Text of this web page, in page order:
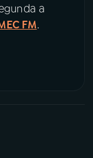
a
FM.